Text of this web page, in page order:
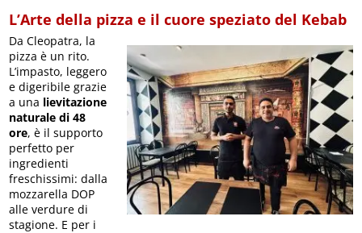
L’Arte della pizza e il cuore speziato del Kebab
Da Cleopatra, la
pizza è un rito.
L’impasto, leggero
e digeribile grazie
a una lievitazione
naturale di 48
ore, è il supporto
perfetto per
ingredienti
freschissimi: dalla
mozzarella DOP
alle verdure di
stagione. E per i